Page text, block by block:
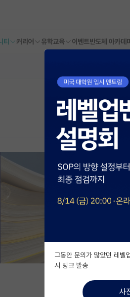
티 커리어 유학교육 이벤트반도체 아카데미
그동안 문의가 많았던 레벨
시 링크 발송
사